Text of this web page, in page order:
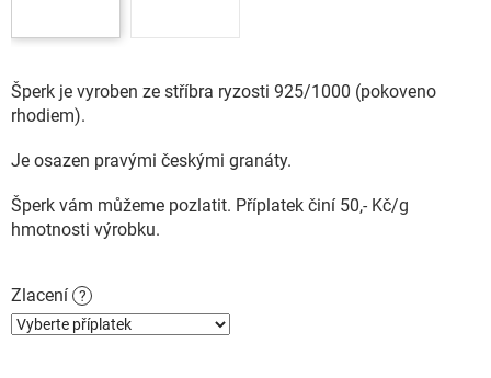
Zlacení ?
Šperk je vyroben ze stříbra ryzosti 925/1000 (pokoveno
rhodiem).
Je osazen pravými českými granáty.
Šperk vám můžeme pozlatit. Příplatek činí 50,- Kč/g
hmotnosti výrobku.